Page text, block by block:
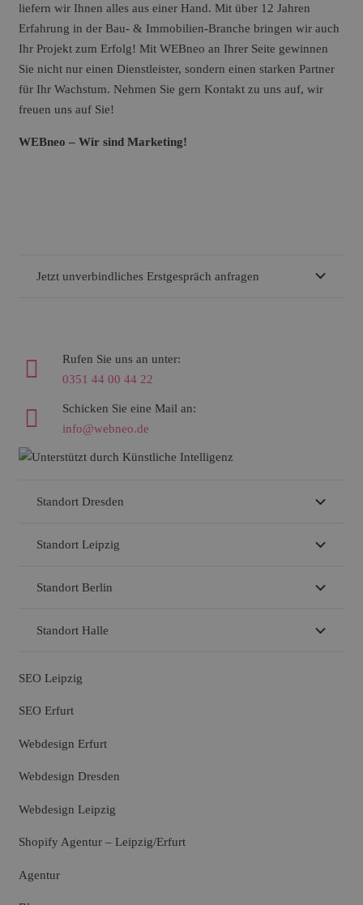
liefern wir Ihnen alles aus einer Hand. Mit über 12 Jahren
Erfahrung in der Bau- & Immobilien-Branche bringen wir auch
Ihr Projekt zum Erfolg! Mit WEBneo an Ihrer Seite gewinnen
Sie nicht nur einen Dienstleister, sondern einen starken Partner
für Ihr Wachstum. Nehmen Sie gern Kontakt zu uns auf, wir
freuen uns auf Sie!
WEBneo – Wir sind Marketing!
Jetzt unverbindliches Erstgespräch anfragen
Rufen Sie uns an unter:
0351 44 00 44 22
Schicken Sie eine Mail an:
info@webneo.de
Standort Dresden
Standort Leipzig
Standort Berlin
Standort Halle
SEO Leipzig
SEO Erfurt
Webdesign Erfurt
Webdesign Dresden
Webdesign Leipzig
Shopify Agentur – Leipzig/Erfurt
Agentur